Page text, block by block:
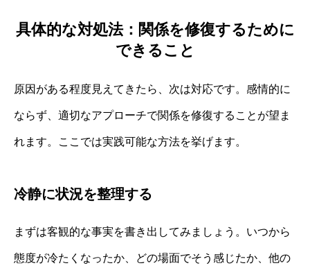
具体的な対処法：関係を修復するために
できること
原因がある程度見えてきたら、次は対応です。感情的に
ならず、適切なアプローチで関係を修復することが望ま
れます。ここでは実践可能な方法を挙げます。
冷静に状況を整理する
まずは客観的な事実を書き出してみましょう。いつから
態度が冷たくなったか、どの場面でそう感じたか、他の